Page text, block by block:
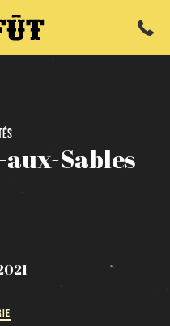
aux-Sables